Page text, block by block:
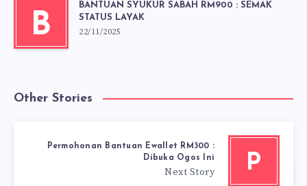
B
BANTUAN SYUKUR SABAH RM900 : SEMAK
STATUS LAYAK
22/11/2025
Other Stories
P
Permohonan Bantuan Ewallet RM300 :
Dibuka Ogos Ini
Next Story